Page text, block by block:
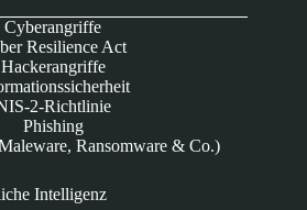
Cyberangriffe
Resilience Act
Hackerangriffe
2-Richtlinie
Phishing
Ransomware & Co.)
Intelligenz